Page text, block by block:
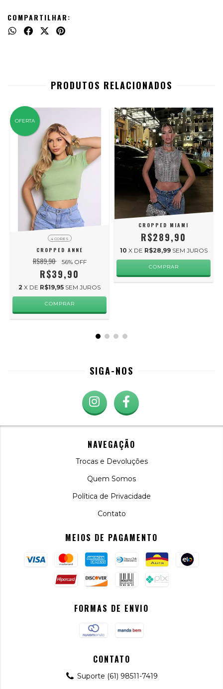
COMPARTILHAR:
PRODUTOS RELACIONADOS
OFERTA
4 CORES
CROPPED ANNE
R$89,90 56% OFF
R$39,90
2 X DE R$19,95 SEM JUROS
COMPRAR
CROPPED MIAMI
R$289,90
10 X DE R$28,99 SEM JUROS
COMPRAR
SIGA-NOS
NAVEGAÇÃO
Trocas e Devoluções
Quem Somos
Política de Privacidade
Contato
MEIOS DE PAGAMENTO
FORMAS DE ENVIO
CONTATO
Suporte (61) 98511-7419